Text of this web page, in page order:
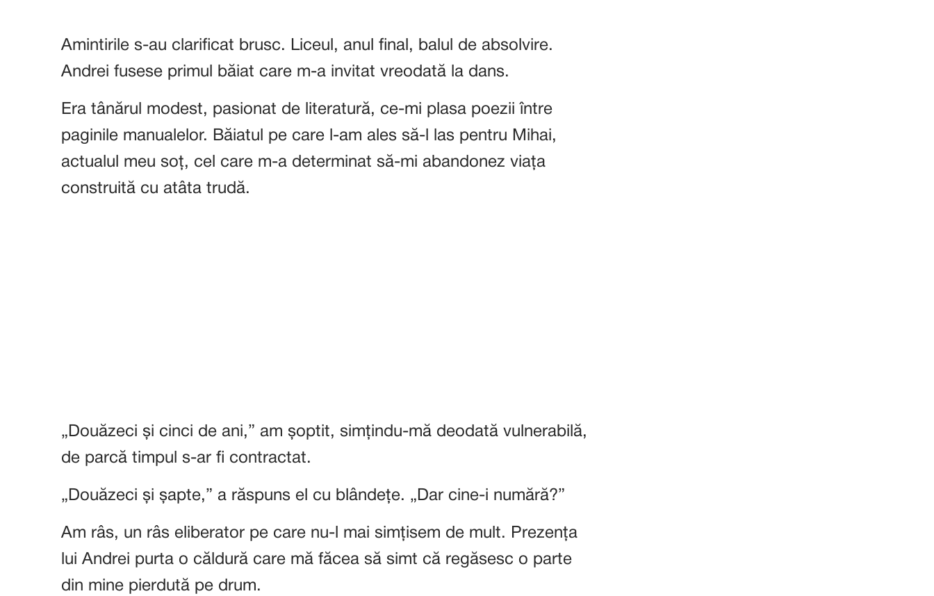
Amintirile s-au clarificat brusc. Liceul, anul final, balul de absolvire.
Andrei fusese primul băiat care m-a invitat vreodată la dans.
Era tânărul modest, pasionat de literatură, ce-mi plasa poezii între
paginile manualelor. Băiatul pe care l-am ales să-l las pentru Mihai,
actualul meu soț, cel care m-a determinat să-mi abandonez viața
construită cu atâta trudă.
„Douăzeci și cinci de ani,” am șoptit, simțindu-mă deodată vulnerabilă,
de parcă timpul s-ar fi contractat.
„Douăzeci și șapte,” a răspuns el cu blândețe. „Dar cine-i numără?”
Am râs, un râs eliberator pe care nu-l mai simțisem de mult. Prezența
lui Andrei purta o căldură care mă făcea să simt că regăsesc o parte
din mine pierdută pe drum.